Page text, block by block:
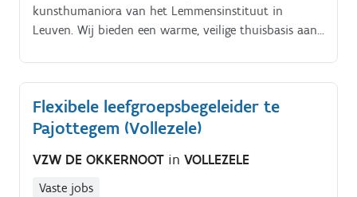
kunsthumaniora van het Lemmensinstituut in
Leuven. Wij bieden een warme, veilige thuisbasis aan
geesten die leven voor hun artistieke droom (muziek,
woordkunst-drama, dans). Omdat onze internen
intensief bezig zijn met hun algemene en artistieke
ontwikkeling, streven wij naar een omgeving waarin
staat. Voor de uitbreiding van ons team zijn wij
specifiek op zoek naar een enthousiaste
Flexibele leefgroepsbegeleider te
Pajottegem (Vollezele)
VZW DE OKKERNOOT in VOLLEZELE
Vaste jobs